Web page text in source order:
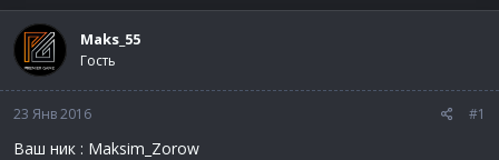
е
м
ы
а
Maks_55
Гость
23 Янв 2016 #1
Ваш ник : Maksim_Zorow